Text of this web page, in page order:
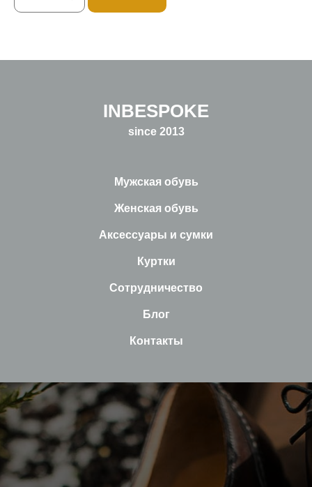
INBESPOKE
since 2013
Мужская обувь
Женская обувь
Аксессуары и сумки
Куртки
Сотрудничество
Блог
Контакты